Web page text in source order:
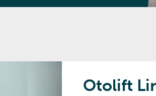
Otolift